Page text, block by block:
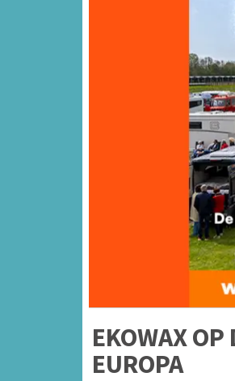
EKOWAX OP
EUROPA